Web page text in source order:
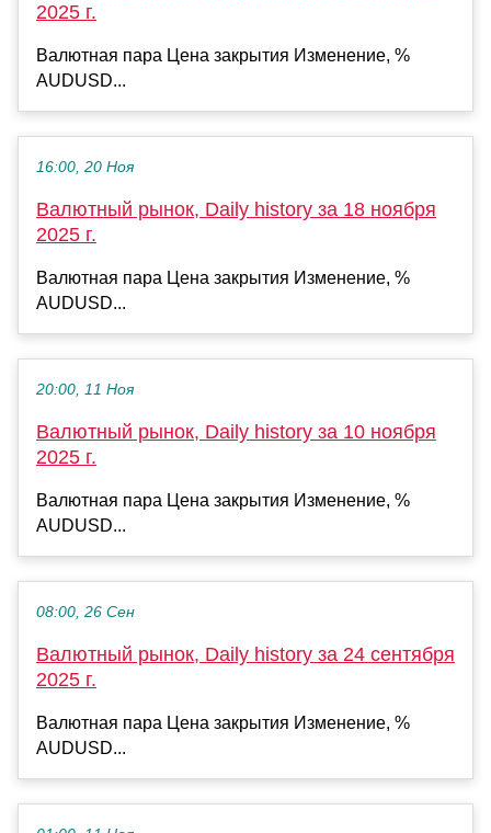
2025 г.
Валютная пара Цена закрытия Изменение, %
AUDUSD...
16:00, 20 Ноя
Валютный рынок, Daily history за 18 ноября
2025 г.
Валютная пара Цена закрытия Изменение, %
AUDUSD...
20:00, 11 Ноя
Валютный рынок, Daily history за 10 ноября
2025 г.
Валютная пара Цена закрытия Изменение, %
AUDUSD...
08:00, 26 Сен
Валютный рынок, Daily history за 24 сентября
2025 г.
Валютная пара Цена закрытия Изменение, %
AUDUSD...